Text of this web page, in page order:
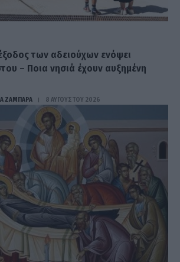
των αδειούχων ενόψει
– Ποια νησιά έχουν αυξημένη
ΖΑΜΠΑΡΑ 8 ΑΥΓΟΎΣΤΟΥ 2026